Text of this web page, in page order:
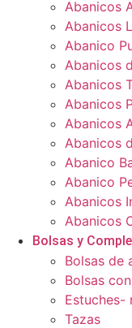
Abanicos
Abanicos
Abanico
Abanicos
Abanicos
Abanicos
Abanicos
Abanicos
Abanico
Abanico
Abanicos
Abanicos
Bolsas y
Bolsas de
Bolsas
Estuches-
Tazas